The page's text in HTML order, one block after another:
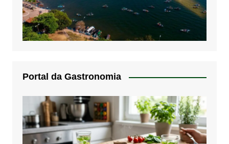
Portal da Gastronomia